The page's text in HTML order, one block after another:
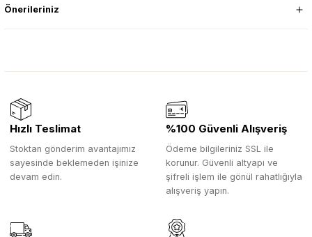
Önerileriniz
Hızlı Teslimat
Stoktan gönderim avantajımız
sayesinde beklemeden işinize
devam edin.
%100 Güvenli Alışveriş
Ödeme bilgileriniz SSL ile
korunur. Güvenli altyapı ve
şifreli işlem ile gönül rahatlığıyla
alışveriş yapın.